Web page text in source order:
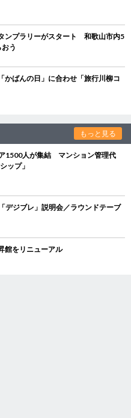
ンプラリーがスタート 和歌山市内5
う
ばんの日」に合わせ「旅行川柳コ
もっと見る
1500人が集結 マンション管理代
ップ」
ジブレ」説明会／ラウンドテーブ
館をリニューアル